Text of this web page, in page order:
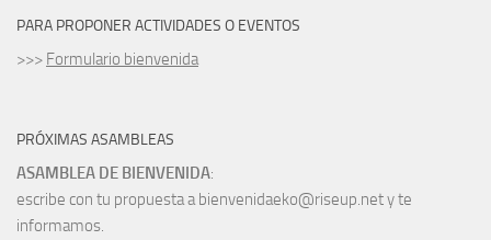
PARA PROPONER ACTIVIDADES O EVENTOS
>>> Formulario bienvenida
PRÓXIMAS ASAMBLEAS
ASAMBLEA DE BIENVENIDA:
escribe con tu propuesta a bienvenidaeko@riseup.net y te
informamos.